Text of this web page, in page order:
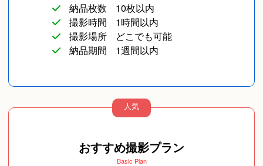
納品枚数
10枚以内
撮影時間
1時間以内
撮影場所
どこでも可能
納品期間
1週間以内
人気
おすすめ撮影プラン
Basic Plan